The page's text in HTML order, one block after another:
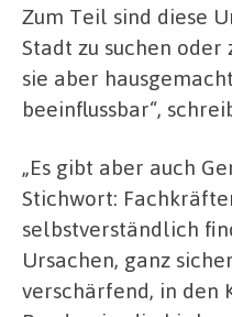
Zum Teil sind diese
Stadt zu suchen oder
sie aber
beeinflussbar“,
„Es gibt aber auch
Stichwort:
selbstverständlich
Ursachen, ganz
verschärfend, in den